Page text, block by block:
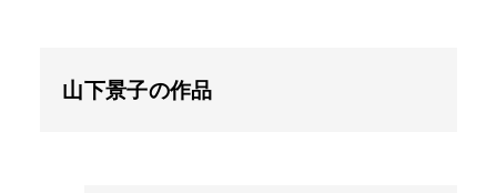
山下景子の作品